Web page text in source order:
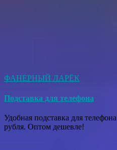
ФАНЕРНЫЙ ЛАРЁК
Подставка для телефона
Удобная подставка для
рубля. Оптом дешевле!